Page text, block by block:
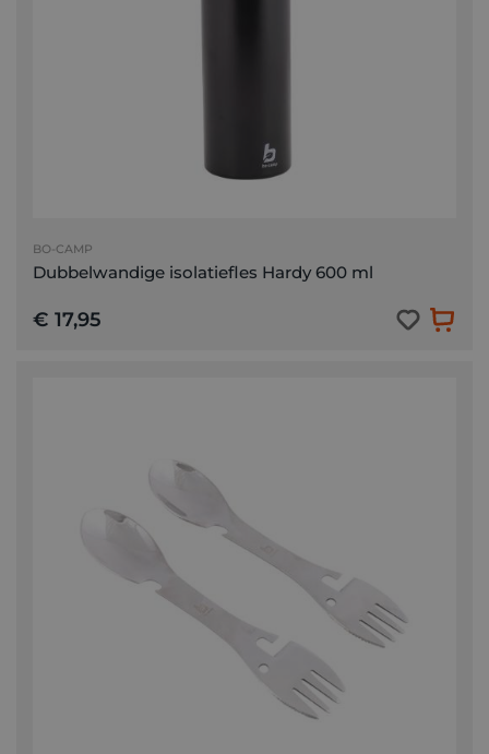
BO-CAMP
Dubbelwandige isolatiefles Hardy 600 ml
€ 17,95